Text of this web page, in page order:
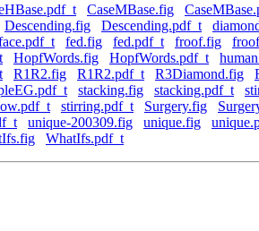
CaseMBase.fig
Descending.fig Descending.pdf_t
fed.fig fed.pdf_t froof.fig
HopfWords.fig HopfWords.pdf_t
R1R2.fig R1R2.pdf_t R3Diamond.fig
stacking.fig stacking.pdf_t
stirring.pdf_t Surgery.fig
unique-200309.fig unique.fig
WhatIfs.pdf_t